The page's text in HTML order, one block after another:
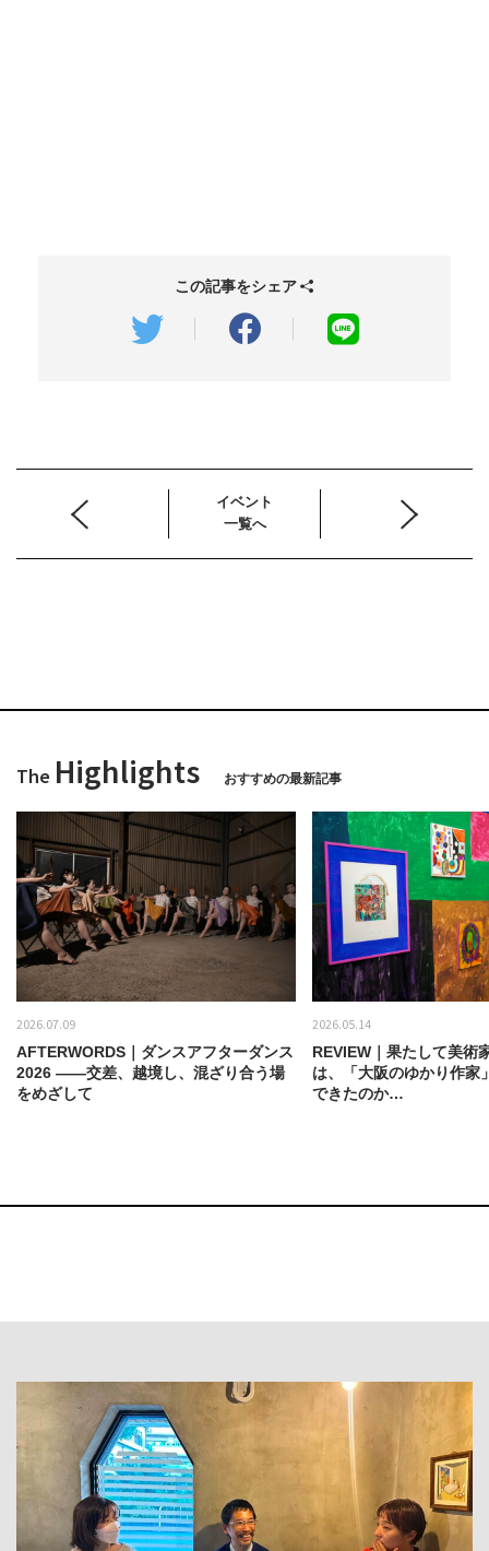
この記事をシェア
イベント
一覧へ
The Highlights おすすめの最新記事
2026.07.09
AFTERWORDS｜ダンスアフターダンス
2026 ——交差、越境し、混ざり合う場
をめざして
2026.05.14
REVIEW｜果たして美術
は、「大阪のゆかり作家
できたのか…